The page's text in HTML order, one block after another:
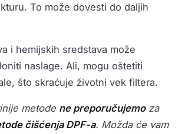
To može dovesti do daljih
i hemijskih sredstava može
naslage. Ali, mogu oštetiti
što skraćuje životni vek filtera.
metode ne preporučujemoza
čišćenja DPF-a. Možda će vam